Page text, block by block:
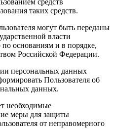
таких средств.
могут быть переданы
власти
основаниям и в порядке,
Российской Федерации.
персональных данных
Пользователя об
данных.
необходимые
меры для защиты
от неправомерного